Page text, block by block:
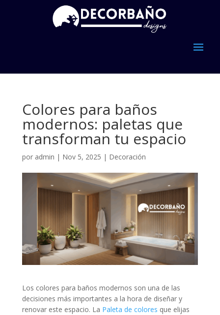
Colores para baños
modernos: paletas que
transforman tu espacio
por admin | Nov 5, 2025 | Decoración
Los colores para baños modernos son una de las
decisiones más importantes a la hora de diseñar y
renovar este espacio. La Paleta de colores que elijas